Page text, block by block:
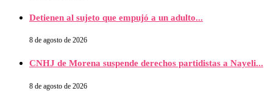
Detienen al sujeto que empujó a un adulto...
8 de agosto de 2026
CNHJ de Morena suspende derechos partidistas a Nayeli...
8 de agosto de 2026